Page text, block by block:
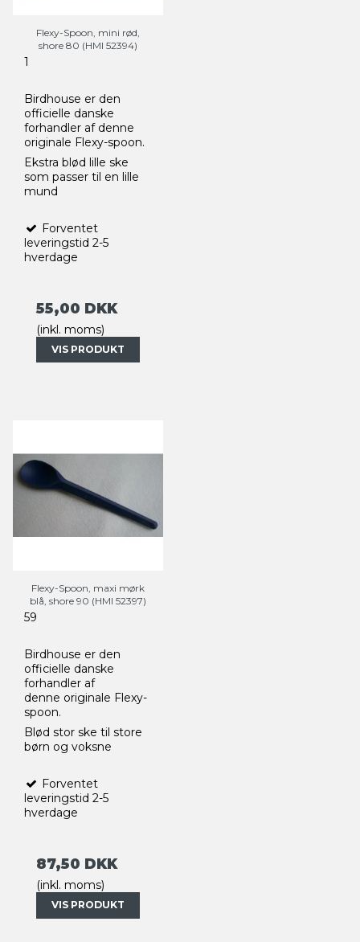
Flexy-Spoon, mini rød,
shore 80 (HMI 52394)
1
Birdhouse er den
officielle danske
forhandler af denne
originale Flexy-spoon.
Ekstra blød lille ske
som passer til en lille
mund
Forventet
leveringstid 2-5
hverdage
55,00 DKK
(inkl. moms)
VIS PRODUKT
Flexy-Spoon, maxi mørk
blå, shore 90 (HMI 52397)
59
Birdhouse er den
officielle danske
forhandler af
denne originale Flexy-
spoon.
Blød stor ske til store
børn og voksne
Forventet
leveringstid 2-5
hverdage
87,50 DKK
(inkl. moms)
VIS PRODUKT